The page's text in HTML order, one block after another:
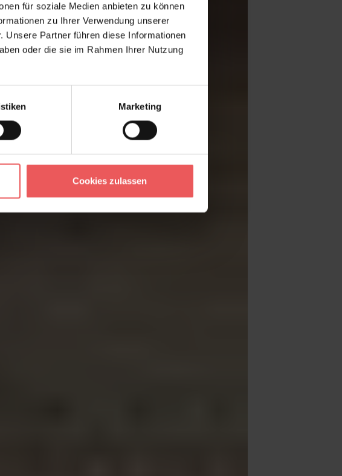
für soziale Medien anbieten zu können
zu Ihrer Verwendung unserer
Unsere Partner führen diese Informationen
oder die sie im Rahmen Ihrer Nutzung
Marketing
Cookies zulassen